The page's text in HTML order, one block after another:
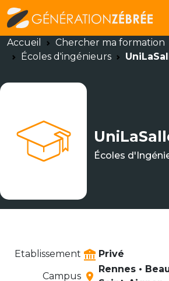
Accueil
Chercher ma formation
Écoles d'ingénieurs
Écoles
Etablissement
Privé
Campus
Rennes •